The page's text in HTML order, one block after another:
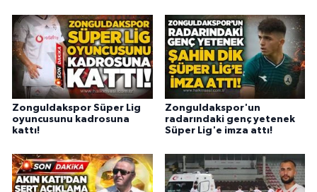
Zonguldakspor Süper Lig
oyuncusunu kadrosuna
kattı!
Zonguldakspor'un
radarındaki genç yetenek
Süper Lig'e imza attı!